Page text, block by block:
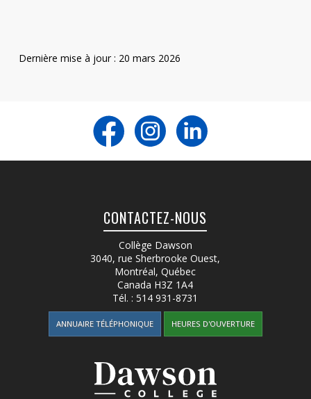
Dernière mise à jour : 20 mars 2026
CONTACTEZ-NOUS
Collège Dawson
3040, rue Sherbrooke Ouest,
Montréal, Québec
Canada H3Z 1A4
Tél. :514 931-8731
ANNUAIRE TÉLÉPHONIQUE HEURES D'OUVERTURE